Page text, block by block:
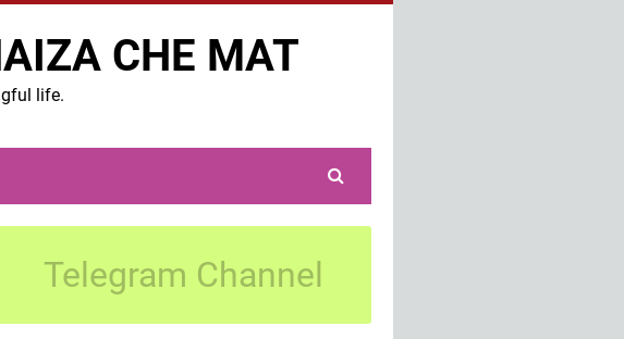
CHE MAT
life.
Telegram Channel